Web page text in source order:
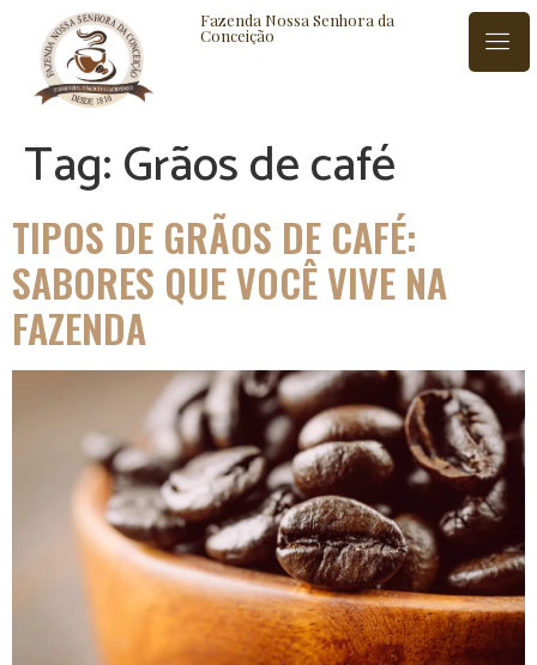
Fazenda Nossa Senhora da
Conceição
BLOG CONTATO
Tag:Grãos de café
TIPOS DE GRÃOS DE CAFÉ:
SABORES QUE VOCÊ VIVE NA
FAZENDA